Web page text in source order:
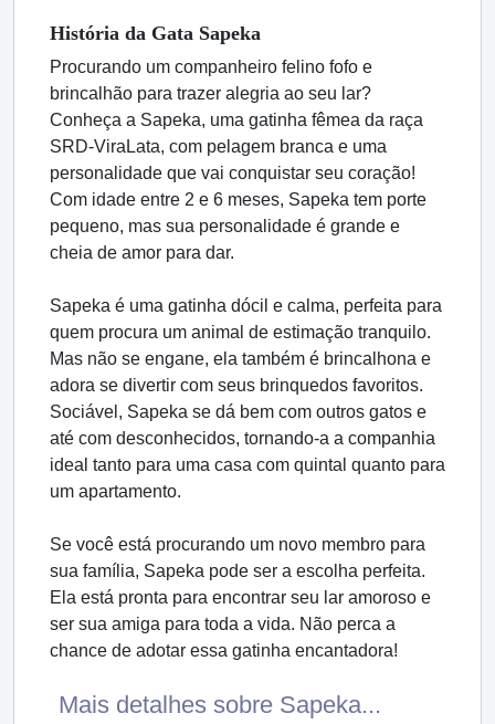
História da Gata Sapeka
Procurando um companheiro felino fofo e
brincalhão para trazer alegria ao seu lar?
Conheça a Sapeka, uma gatinha fêmea da raça
SRD-ViraLata, com pelagem branca e uma
personalidade que vai conquistar seu coração!
Com idade entre 2 e 6 meses, Sapeka tem porte
pequeno, mas sua personalidade é grande e
cheia de amor para dar.
Sapeka é uma gatinha dócil e calma, perfeita para
quem procura um animal de estimação tranquilo.
Mas não se engane, ela também é brincalhona e
adora se divertir com seus brinquedos favoritos.
Sociável, Sapeka se dá bem com outros gatos e
até com desconhecidos, tornando-a a companhia
ideal tanto para uma casa com quintal quanto para
um apartamento.
Se você está procurando um novo membro para
sua família, Sapeka pode ser a escolha perfeita.
Ela está pronta para encontrar seu lar amoroso e
ser sua amiga para toda a vida. Não perca a
chance de adotar essa gatinha encantadora!
Mais detalhes sobre Sapeka...